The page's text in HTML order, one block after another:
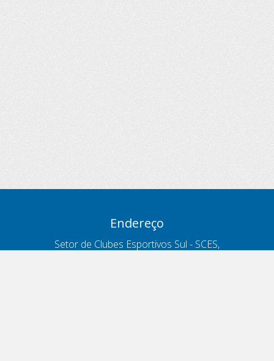
Endereço
Setor de Clubes Esportivos Sul - SCES,